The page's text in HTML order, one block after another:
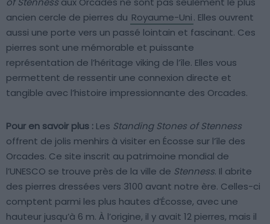
ancien cercle de pierres du Royaume-Uni. Elles ouvrent
aussi une porte vers un passé lointain et fascinant. Ces
pierres sont une mémorable et puissante
représentation de l’héritage viking de l’île. Elles vous
permettent de ressentir une connexion directe et
tangible avec l’histoire impressionnante des Orcades.
Pour en savoir plus : Les Standing Stones of Stenness
offrent de jolis menhirs à visiter en Écosse sur l’île des
Orcades. Ce site inscrit au patrimoine mondial de
l’UNESCO se trouve près de la ville de Stenness. Il abrite
des pierres dressées vers 3100 avant notre ère. Celles-ci
comptent parmi les plus hautes d’Écosse, avec une
hauteur jusqu’à 6 m. À l’origine, il y avait 12 pierres, mais il